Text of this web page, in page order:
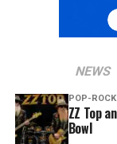
NEWS
POP-ROCK
ZZ Top
Bowl